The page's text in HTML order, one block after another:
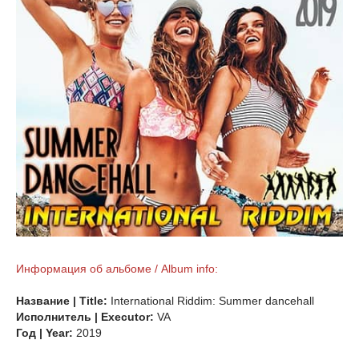
Информация об альбоме / Album info:
Название | Title: International Riddim: Summer dancehall
Исполнитель | Executor: VA
Год | Year: 2019